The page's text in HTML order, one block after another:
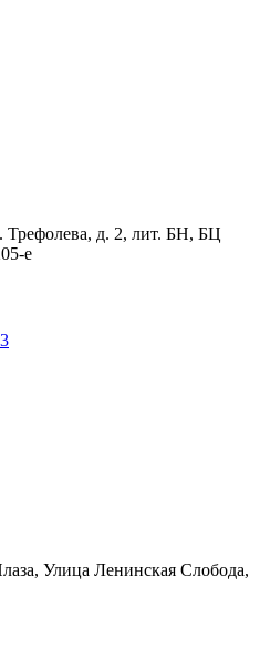
Трефолева, д. 2, лит. БН, БЦ
е
Улица Ленинская Слобода,